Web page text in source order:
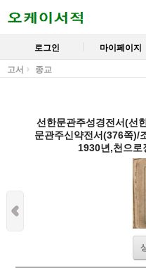
로그인 마이페이지
고서 종교
선한문관주성경전서(선
문관주신약전서(376쪽)/
1930년,천으로